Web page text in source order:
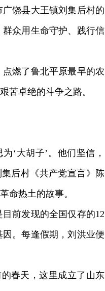
饶县大王镇刘集后村的
众用生命守护、践行信
燃了鲁北平原最早的农
苦卓绝的斗争之路。
大胡子’。他们坚信，
后村《共产党宣言》陈
命热土的故事。
前发现的全国仅存的12
。每逢假期，刘洪业便
春天，这里成立了山东